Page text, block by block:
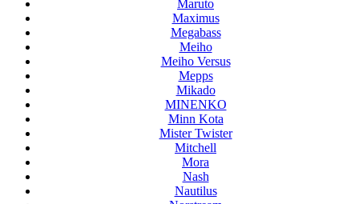
Maruto
Maximus
Megabass
Meiho
Meiho Versus
Mepps
Mikado
MINENKO
Minn Kota
Mister Twister
Mitchell
Mora
Nash
Nautilus